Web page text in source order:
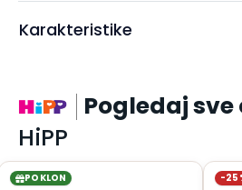
Karakteristike
Pogledaj
HiPP
POKLON -